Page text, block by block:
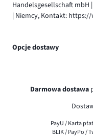
Handelsgesellschaft mbH
| Niemcy, Kontakt:
Opcje dostawy
Darmowa dostawa
PayU / Karta
BLIK / PayPo /